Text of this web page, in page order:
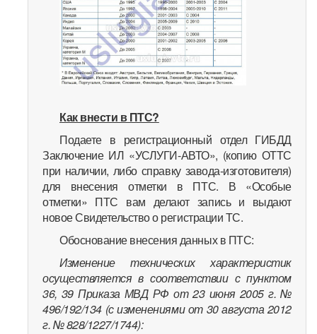
Как внести в ПТС?
Подаете в регистрационный отдел ГИБДД
Заключение ИЛ «УСЛУГИ-АВТО», (копию ОТТС
при наличии, либо справку завода-изготовителя)
для внесения отметки в ПТС. В «Особые
отметки» ПТС вам делают запись и выдают
новое Свидетельство о регистрации ТС.
Обоснование внесения данных в ПТС:
Изменение технических характеристик
осуществляется в соответствии с пунктом
36, 39 Приказа МВД РФ от 23 июня 2005 г. №
496/192/134 (с изменениями от 30 августа 2012
г. № 828/1227/1744):